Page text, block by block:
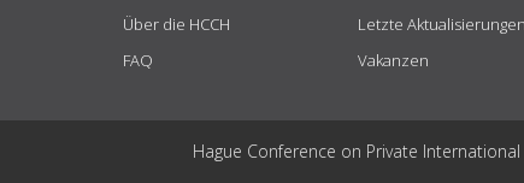
Über die HCCH
FAQ
Letzte Aktualisierungen
Vakanzen
Hague Conference on Private